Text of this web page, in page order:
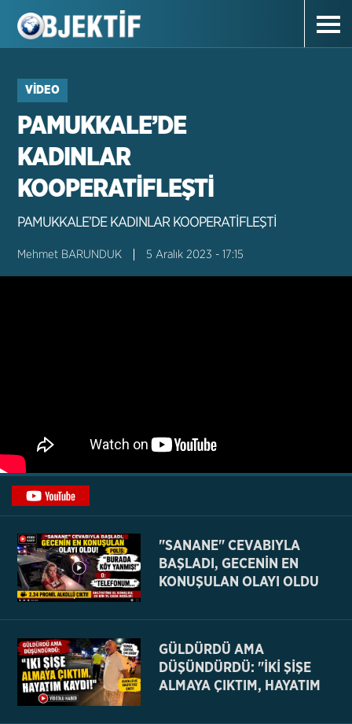
VIDEO
PAMUKKALE’DE
KADINLAR
KOOPERATİFLEŞTİ
PAMUKKALE’DE KADINLAR KOOPERATİFLEŞTİ
Mehmet BARUNDUK 5 Aralık 2023 - 17:15
"SANANE" CEVABIYLA
BAŞLADI, GECENİN EN
KONUŞULAN OLAYI OLDU
GÜLDÜRDÜ AMA
DÜŞÜNDÜRDÜ: "İKİ ŞİŞE
ALMAYA ÇIKTIM, HAYATIM